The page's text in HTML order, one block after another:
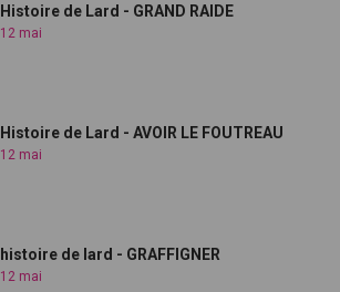
Histoire de Lard - GRAND RAIDE
12 mai
Histoire de Lard - AVOIR LE FOUTREAU
12 mai
histoire de lard - GRAFFIGNER
12 mai